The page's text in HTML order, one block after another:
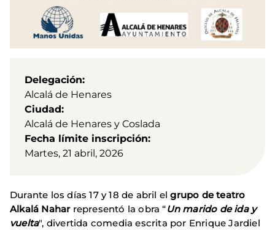
Delegación
Alcalá de Henares
Ciudad
Alcalá de Henares y Coslada
Fecha límite inscripción
Martes, 21 abril, 2026
Durante los días 17 y 18 de abril elgrupo de teatro
Alkalá Naharrepresentó la obra “Un marido de ida y
vuelta", divertida comedia escrita por Enrique Jardiel